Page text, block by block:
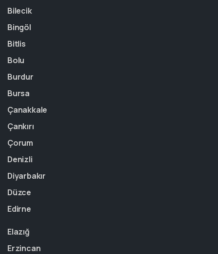
Bilecik
Bingöl
Bitlis
Bolu
Burdur
Bursa
Çanakkale
Çankırı
Çorum
Denizli
Diyarbakır
Düzce
Edirne
Elazığ
Erzincan